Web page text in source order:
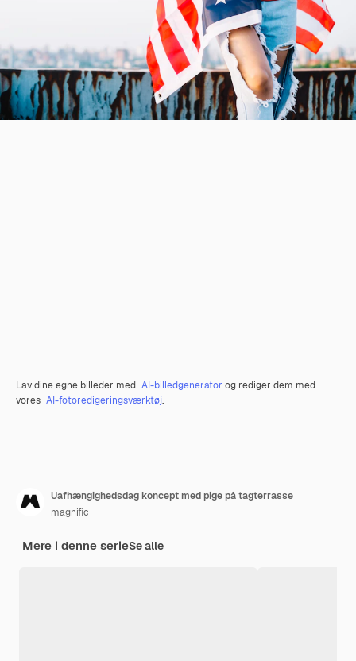
Lav dine egne billeder med AI-billedgenerator og rediger dem med
vores AI-fotoredigeringsværktøj.
Uafhængighedsdag koncept med pige på tagterrasse
magnific
Mere i denne serieSe alle